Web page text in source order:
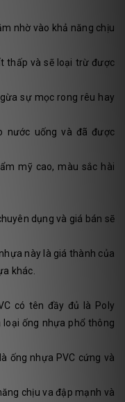
nhờ vào khả năng chịu
thấp và sẽ loại trừ được
sự mọc rong rêu hay
nước uống và đã được
mỹ cao, màu sắc hài
dụng và giá bán sẽ
này là giá thành của
khác.
có tên đầy đủ là Poly
loại ống nhựa phổ thông
ống nhựa PVC cứng và
chịu va đập mạnh và